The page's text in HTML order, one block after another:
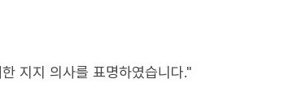
지지 의사를 표명하였습니다."